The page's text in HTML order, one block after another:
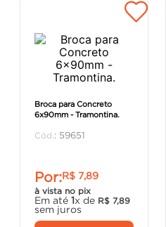
Broca para Concreto
6x90mm - Tramontina.
: 59651
Por:R$ 7,89
à vista no pix
Em até 1x de R$ 7,89
sem juros
massa corrida
chuveiro
porta
º cimento